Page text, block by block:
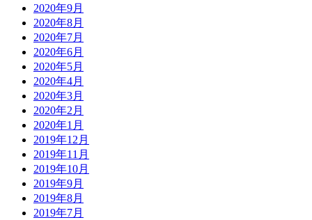
2020年9月
2020年8月
2020年7月
2020年6月
2020年5月
2020年4月
2020年3月
2020年2月
2020年1月
2019年12月
2019年11月
2019年10月
2019年9月
2019年8月
2019年7月